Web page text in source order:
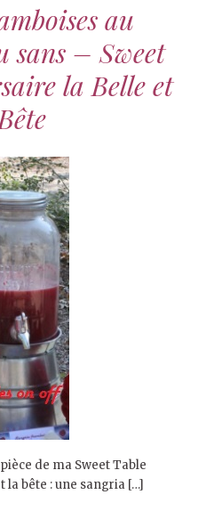
au
sans – Sweet
la Belle et
de ma Sweet Table
la bête : une sangria […]